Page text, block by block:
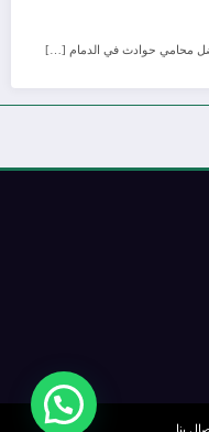
محامي حوادث في الدمام […]
بنا